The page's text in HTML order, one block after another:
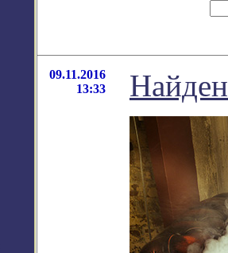
09.11.2016
13:33